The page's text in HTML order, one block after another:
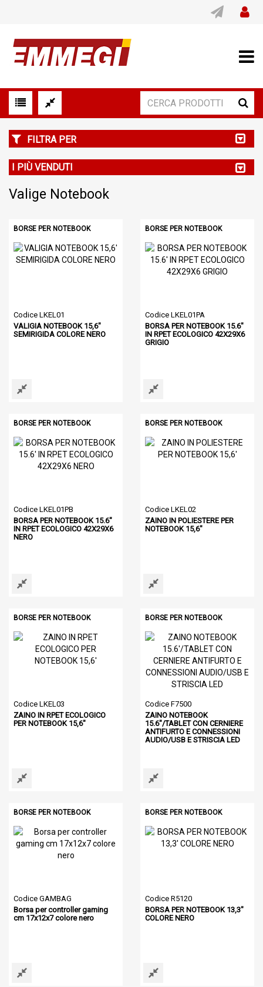
FILTRA PER
I PIÙ VENDUTI
Valige Notebook
BORSE PER NOTEBOOK
Codice LKEL01
VALIGIA NOTEBOOK 15,6"
SEMIRIGIDA COLORE NERO
BORSE PER NOTEBOOK
Codice LKEL01PA
BORSA PER NOTEBOOK 15.6"
IN RPET ECOLOGICO 42X29X6
GRIGIO
BORSE PER NOTEBOOK
Codice LKEL01PB
BORSA PER NOTEBOOK 15.6"
IN RPET ECOLOGICO 42X29X6
NERO
BORSE PER NOTEBOOK
Codice LKEL02
ZAINO IN POLIESTERE PER
NOTEBOOK 15,6"
BORSE PER NOTEBOOK
Codice LKEL03
ZAINO IN RPET ECOLOGICO
PER NOTEBOOK 15,6"
BORSE PER NOTEBOOK
Codice F7500
ZAINO NOTEBOOK
15.6"/TABLET CON CERNIERE
ANTIFURTO E CONNESSIONI
AUDIO/USB E STRISCIA LED
BORSE PER NOTEBOOK
Codice GAMBAG
Borsa per controller gaming
cm 17x12x7 colore nero
BORSE PER NOTEBOOK
Codice R5120
BORSA PER NOTEBOOK 13,3"
COLORE NERO